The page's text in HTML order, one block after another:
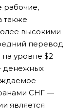
рабочие,
также
высокими
перевод
уровне $2
денежных
СНГ —
является